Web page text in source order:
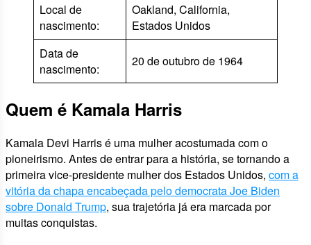
Local de
nascimento:
Oakland, California,
Estados Unidos
Data de
nascimento:
20 de outubro de 1964
Quem é Kamala Harris
Kamala Devi Harris é uma mulher acostumada com o
pioneirismo. Antes de entrar para a história, se tornando a
primeira vice-presidente mulher dos Estados Unidos, com a
vitória da chapa encabeçada pelo democrata Joe Biden
sobre Donald Trump, sua trajetória já era marcada por
muitas conquistas.